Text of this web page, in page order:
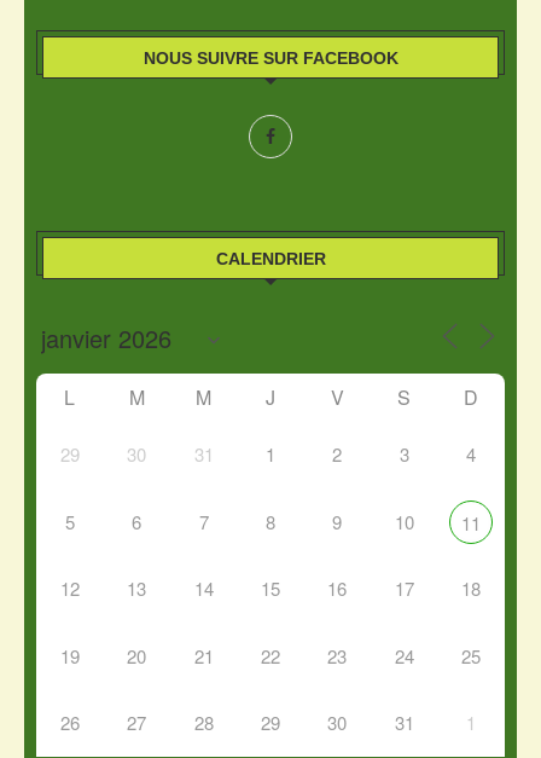
NOUS SUIVRE SUR FACEBOOK
CALENDRIER
L M M J V S D
29 30 31 1 2 3 4
5 6 7 8 9 10 11
12 13 14 15 16 17 18
19 20 21 22 23 24 25
26 27 28 29 30 31 1